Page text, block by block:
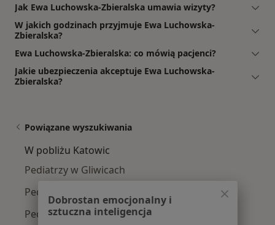
Jak Ewa Luchowska-Zbieralska umawia wizyty?
W jakich godzinach przyjmuje Ewa Luchowska-
Zbieralska?
Ewa Luchowska-Zbieralska: co mówią pacjenci?
Jakie ubezpieczenia akceptuje Ewa Luchowska-
Zbieralska?
Powiązane wyszukiwania
W pobliżu Katowic
Pediatrzy w Gliwicach
Pediatrzy w Zabrzu
Pediatrzy w Sosnowcu
Dobrostan emocjonalny i
sztuczna inteligencja